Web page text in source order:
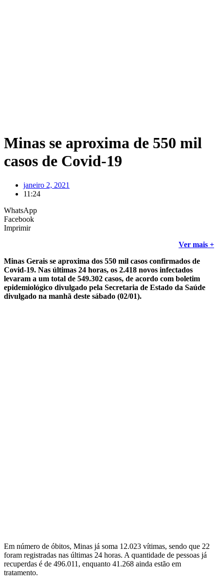
Minas se aproxima de 550 mil
casos de Covid-19
janeiro 2, 2021
11:24
WhatsApp
Facebook
Imprimir
Ver mais +
Minas Gerais se aproxima dos 550 mil casos confirmados de
Covid-19. Nas últimas 24 horas, os 2.418 novos infectados
levaram a um total de 549.302 casos, de acordo com boletim
epidemiológico divulgado pela Secretaria de Estado da Saúde
divulgado na manhã deste sábado (02/01).
Em número de óbitos, Minas já soma 12.023 vítimas, sendo que 22
foram registradas nas últimas 24 horas. A quantidade de pessoas já
recuperdas é de 496.011, enquanto 41.268 ainda estão em
tratamento.